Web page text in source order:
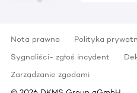
Nota prawna Polityka
Sygnaliści- zgłoś incydent
Zarządzanie zgodami